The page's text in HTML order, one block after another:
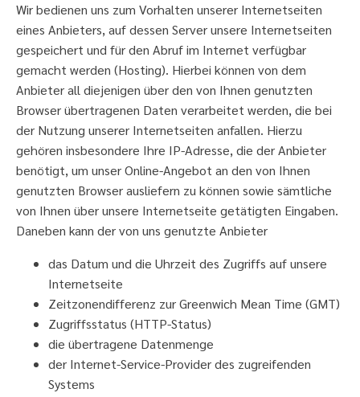
Wir bedienen uns zum Vorhalten unserer Internetseiten
eines Anbieters, auf dessen Server unsere Internetseiten
gespeichert und für den Abruf im Internet verfügbar
gemacht werden (Hosting). Hierbei können von dem
Anbieter all diejenigen über den von Ihnen genutzten
Browser übertragenen Daten verarbeitet werden, die bei
der Nutzung unserer Internetseiten anfallen. Hierzu
gehören insbesondere Ihre IP-Adresse, die der Anbieter
benötigt, um unser Online-Angebot an den von Ihnen
genutzten Browser ausliefern zu können sowie sämtliche
von Ihnen über unsere Internetseite getätigten Eingaben.
Daneben kann der von uns genutzte Anbieter
das Datum und die Uhrzeit des Zugriffs auf unsere
Internetseite
Zeitzonendifferenz zur Greenwich Mean Time (GMT)
Zugriffsstatus (HTTP-Status)
die übertragene Datenmenge
der Internet-Service-Provider des zugreifenden
Systems